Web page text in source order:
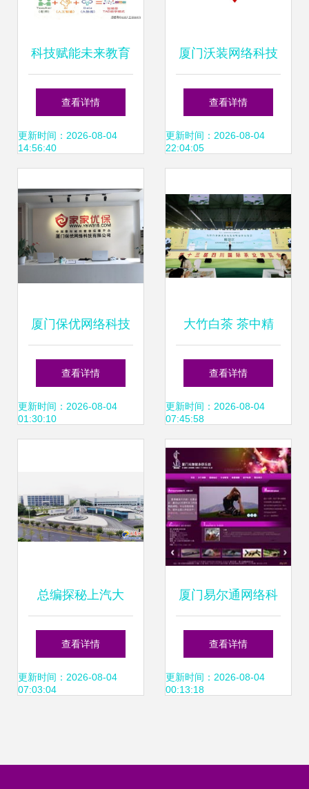
科技赋能未来教育
智易答引领厦门网
络技术开发新浪潮
查看详情
更新时间：2026-08-04
14:56:40
厦门沃装网络科技
引领厦门网络技术
开发的创新力量
查看详情
更新时间：2026-08-04
22:04:05
厦门保优网络科技
技术创新赋能智慧
未来
查看详情
更新时间：2026-08-04
01:30:10
大竹白茶 茶中精
品，新质生产力引
领茶产业高质量发
展
查看详情
更新时间：2026-08-04
07:45:58
总编探秘上汽大
通“全球灯塔工厂”
看网络技术如何驱
查看详情
更新时间：2026-08-04
07:03:04
厦门易尔通网络科
技 深耕闽南，构建
全域营销服务网络
查看详情
更新时间：2026-08-04
00:13:18